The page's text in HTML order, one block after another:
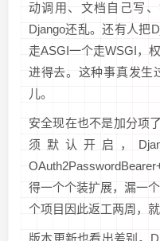
动调用、文档自己写
Django还乱。还有人把
走ASGI一个走WSGI，
进得去。这种事真发生
儿。
安全现在也不是加分项
须默认开启，
得一个个装扩展，漏一
个项目因此返工两周，
版本更新也看出差别。